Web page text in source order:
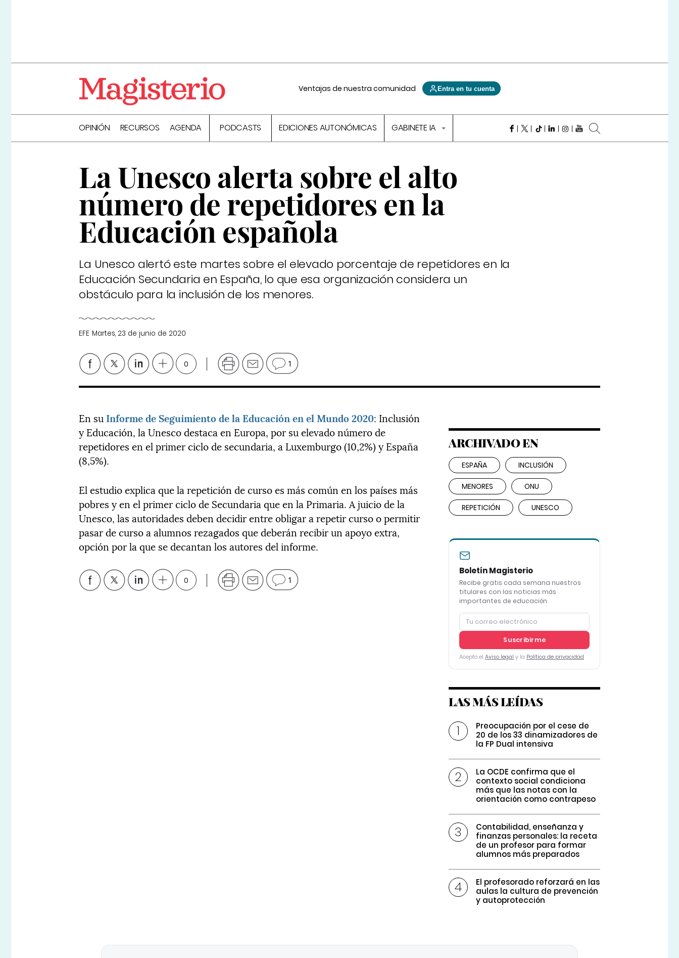
Ventajas de nuestra comunidad Entra en tu cuenta
OPINIÓN RECURSOS AGENDA PODCASTS EDICIONES AUTONÓMICAS GABINETE IA
La Unesco alerta sobre el alto
número de repetidores en la
Educación española
La Unesco alertó este martes sobre el elevado porcentaje de repetidores en la
Educación Secundaria en España, lo que esa organización considera un
obstáculo para la inclusión de los menores.
EFE Martes, 23 de junio de 2020
0 1
En su Informe de Seguimiento de la Educación en el Mundo 2020: Inclusión
y Educación, la Unesco destaca en Europa, por su elevado número de
repetidores en el primer ciclo de secundaria, a Luxemburgo (10,2%) y España
(8,5%).
El estudio explica que la repetición de curso es más común en los países más
pobres y en el primer ciclo de Secundaria que en la Primaria. A juicio de la
Unesco, las autoridades deben decidir entre obligar a repetir curso o permitir
pasar de curso a alumnos rezagados que deberán recibir un apoyo extra,
opción por la que se decantan los autores del informe.
0 1
ARCHIVADO EN
ESPAÑA INCLUSIÓN
MENORES ONU
REPETICIÓN UNESCO
Boletín Magisterio
Recibe gratis cada semana nuestros
titulares con las noticias más
importantes de educación
Suscribirme
Acepto el Aviso legal y la Política de privacidad
LAS MÁS LEÍDAS
Preocupación por el cese de
20 de los 33 dinamizadores de
la FP Dual intensiva
La OCDE confirma que el
contexto social condiciona
más que las notas con la
orientación como contrapeso
Contabilidad, enseñanza y
finanzas personales: la receta
de un profesor para formar
alumnos más preparados
El profesorado reforzará en las
aulas la cultura de prevención
y autoprotección